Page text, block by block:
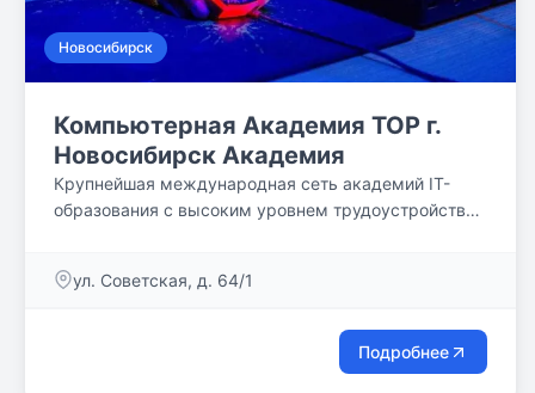
Новосибирск
Компьютерная Академия TOP г.
Новосибирск Академия
Крупнейшая международная сеть академий IT-
образования с высоким уровнем трудоустройства
ул. Советская, д. 64/1
Подробнее